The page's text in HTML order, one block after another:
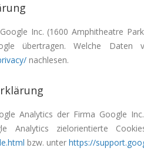
Inc. (1600 Amphitheatre
übertragen. Welche
nachlesen.
Analytics der Firma Google
Analytics zielorientierte
bzw. unter https://